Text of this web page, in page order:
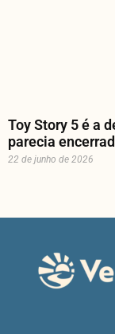
Toy Story 5 é a
parecia
22 de junho de 2026